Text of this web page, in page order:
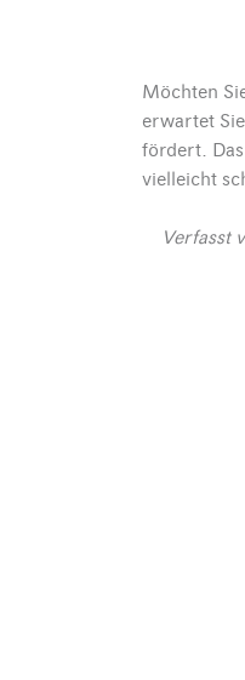
Möchten
erwartet
fördert.
vielleicht
Verfasst